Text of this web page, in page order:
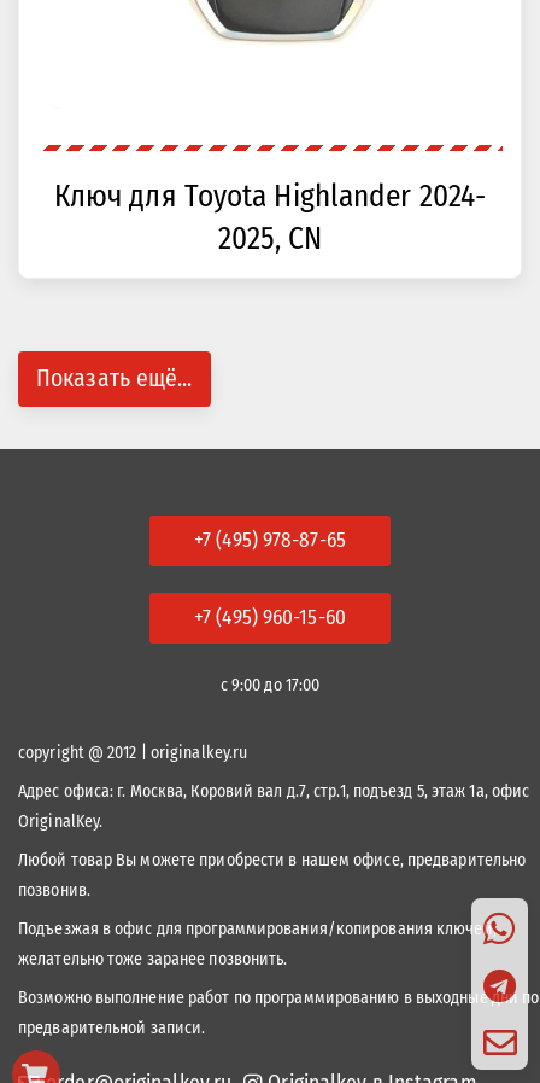
Ключ для Toyota Highlander 2024-
2025, CN
Показать ещё...
+7 (495) 978-87-65
+7 (495) 960-15-60
с 9:00 до 17:00
copyright @ 2012 | originalkey.ru
Адрес офиса: г. Москва, Коровий вал д.7, стр.1, подъезд 5, этаж 1а, офис
OriginalKey.
Любой товар Вы можете приобрести в нашем офисе, предварительно
позвонив.
Подъезжая в офис для программирования/копирования ключей,
желательно тоже заранее позвонить.
Возможно выполнение работ по программированию в выходные дни по
предварительной записи.